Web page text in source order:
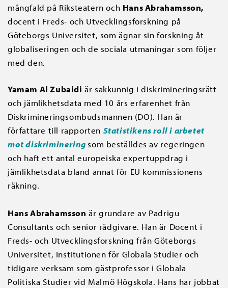
mångfald på Riksteatern och Hans Abrahamsson,
docent i Freds- och Utvecklingsforskning på
Göteborgs Universitet, som ägnar sin forskning åt
globaliseringen och de sociala utmaningar som följer
med den.
Yamam Al Zubaidi är sakkunnig i diskrimineringsrätt
och jämlikhetsdata med 10 års erfarenhet från
Diskrimineringsombudsmannen (DO). Han är
författare till rapporten Statistikens roll i arbetet
mot diskriminering som beställdes av regeringen
och haft ett antal europeiska expertuppdrag i
jämlikhetsdata bland annat för EU kommissionens
räkning.
Hans Abrahamsson är grundare av Padrigu
Consultants och senior rådgivare. Han är Docent i
Freds- och Utvecklingsforskning från Göteborgs
Universitet, Institutionen för Globala Studier och
tidigare verksam som gästprofessor i Globala
Politiska Studier vid Malmö Högskola. Hans har jobbat